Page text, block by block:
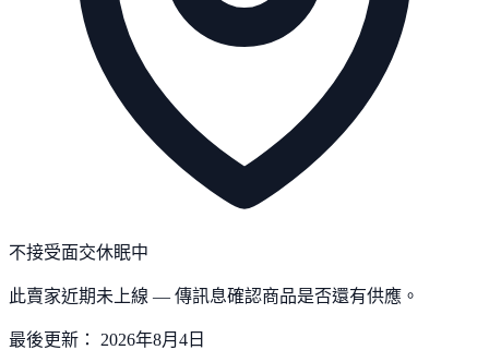
不接受面交休眠中
此賣家近期未上線 — 傳訊息確認商品是否還有供應。
最後更新： 2026年8月4日